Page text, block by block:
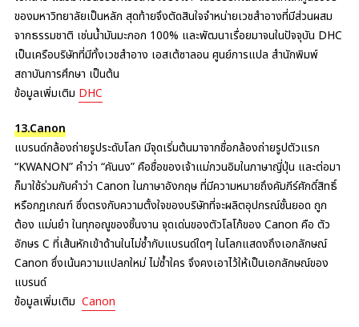
ของมหาวิทยาลัยเป็นหลัก สุดท้ายจึงตัดสินใจจำหน่ายเวชสำอางที่มีส่วนผสม
จากธรรมชาติ เช่นน้ำมันมะกอก 100% และพัฒนาเรื่อยมาจนในปัจจุบัน DHC
เป็นเครือบริษัทที่มีทั้งเวชสำอาง เอสเต้ซาลอน ศูนย์การแปล สำนักพิมพ์
สถาบันการศึกษา เป็นต้น
ข้อมูลเพิ่มเติม DHC
13.Canon
แบรนด์กล้องถ่ายรูประดับโลก มีจุดเริ่มต้นมาจากชื่อกล้องถ่ายรูปตัวแรก
“KWANON” คำว่า “คันนง” คือชื่อของเจ้าแม่กวนอิมในภาษาญี่ปุ่น และต่อมา
ก็มาใช้ร่วมกับคำว่า Canon ในภาษาอังกฤษ ที่มีความหมายถึงคัมภีร์ศักดิ์สิทธิ์
หรือกฎเกณฑ์ ซึ่งตรงกับความตั้งใจของบริษัทที่จะผลิตอุปกรณ์ชั้นยอด ถูก
ต้อง แม่นยำ ในทุกอณูของชิ้นงาน จุดเด่นของตัวโลโก้ของ Canon คือ ตัว
อักษร C ที่เส้นหักเข้าด้านในไม่ซ้ำกับแบรนด์ใดๆ ในโลกแสดงถึงเอกลักษณ์
Canon ซึ่งเน้นความแปลกใหม่ ไม่ซ้ำใคร จึงคงเอาไว้ให้เป็นเอกลักษณ์ของ
แบรนด์
ข้อมูลเพิ่มเติม Canon